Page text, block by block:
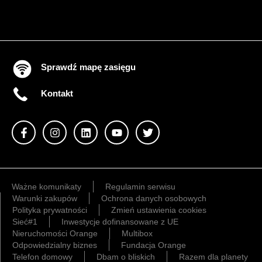
Sprawdź mapę zasięgu
Kontakt
Ważne komunikaty
Regulamin serwisu
Warunki zakupów
Ochrona danych osobowych
Polityka prywatności
Zmień ustawienia cookies
Sieć#1
Inwestycje dofinansowane z UE
Nieruchomości Orange
Multibox
Odpowiedzialny biznes
Fundacja Orange
Telefon domowy
Dbam o bliskich Razem dla planety